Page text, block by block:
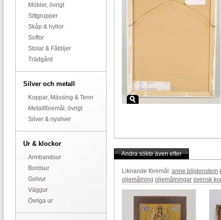
Möbler, övrigt
Sittgrupper
Skåp & hyllor
Soffor
Stolar & Fåtöljer
Trädgård
Silver och metall
Koppar, Mässing & Tenn
Metallföremål, övrigt
Silver & nysilver
Ur & klockor
Armbandsur
Bordsur
Golvur
Väggur
Övriga ur
Andra sökte även efter
Liknande föremål: anne blijdenstein
oljemålning oljemålningar svensk